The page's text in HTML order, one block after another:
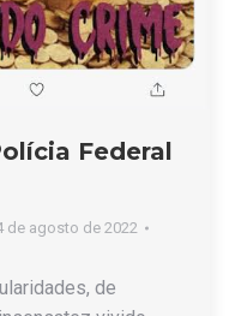
Federal
de agosto de 2022
de